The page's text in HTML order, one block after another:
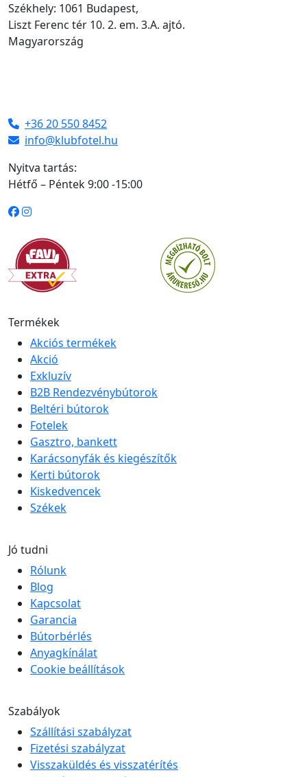
Székhely: 1061 Budapest,
Liszt Ferenc tér 10. 2. em. 3.A. ajtó.
Magyarország
+36 20 550 8452
info@klubfotel.hu
Nyitva tartás:
Hétfő – Péntek 9:00 -15:00
Termékek
Akciós termékek
Akció
Exkluzív
B2B Rendezvénybútorok
Beltéri bútorok
Fotelek
Gasztro, bankett
Karácsonyfák és kiegészítők
Kerti bútorok
Kiskedvencek
Székek
Jó tudni
Rólunk
Blog
Kapcsolat
Garancia
Bútorbérlés
Anyagkínálat
Cookie beállítások
Szabályok
Szállítási szabályzat
Fizetési szabályzat
Visszaküldés és visszatérítés